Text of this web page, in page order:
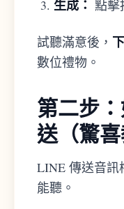
生成： 點擊
試聽滿意後，
數位禮物。
第二步
送（驚喜
LINE 傳送音訊
能聽。